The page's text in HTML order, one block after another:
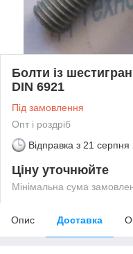
Болти із
DIN 6921
Під замовлення
Опт і роздріб
Відправка з 21 серпня
Ціну уточнюйте
Мінімальна сума
Опис Доставка